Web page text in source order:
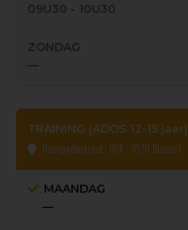
09U30 - 10U30
ZONDAG
—
TRAINING (ADOS 12-15 jaar)
Neerpedestraat, 184 - 1070 Brussel
MAANDAG
—